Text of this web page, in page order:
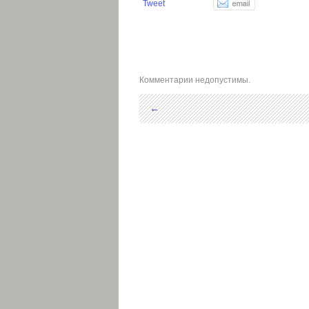
Tweet
Комментарии недопустимы.
←